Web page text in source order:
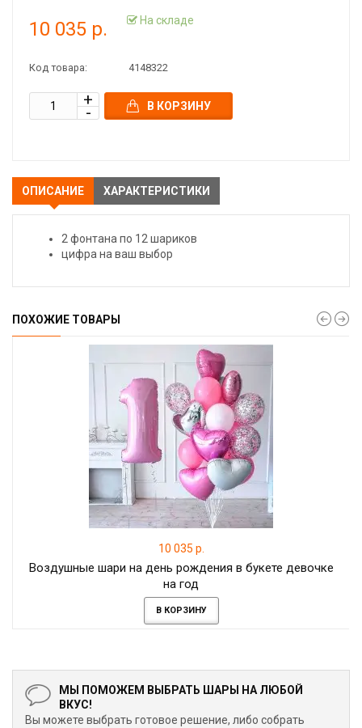
10 035 р. На складе
Код товара: 4148322
В КОРЗИНУ
ОПИСАНИЕ ХАРАКТЕРИСТИКИ
2 фонтана по 12 шариков
цифра на ваш выбор
ПОХОЖИЕ ТОВАРЫ
10 035 р.
Воздушные шари на день рождения в букете девочке
на год
В КОРЗИНУ
МЫ ПОМОЖЕМ ВЫБРАТЬ ШАРЫ НА ЛЮБОЙ
ВКУС!
Вы можете выбрать готовое решение, либо собрать